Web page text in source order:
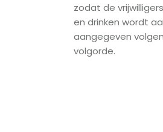
zodat de
en drinken wordt
aangegeven
volgorde.